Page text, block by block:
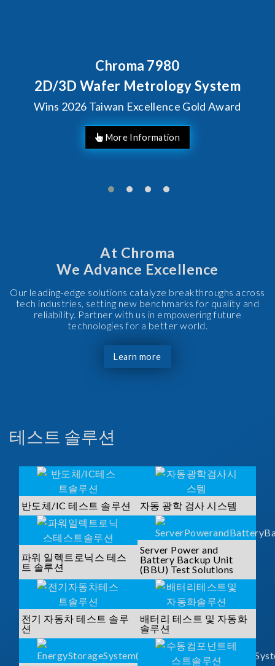
Behind Every Optics Breakthrough
Chroma's Reliability Test
Solutions for SiPh/PIC
Manufacturing
At Chroma
We Advance Excellence
Our leading-edge solutions catalyze breakthroughs across
tech industries, setting new benchmarks for quality and
reliability. Partner with us in empowering future
technologies for a better world.
Learn more
테스트 솔루션
반도체/IC 테스트 솔루션 자동 광학 검사 시스템
파워 일렉트로닉스 테스
트 솔루션
Server Power and
Battery Backup Unit
(BBU) Test Solutions
전기 자동차 테스트 솔루
션
배터리 테스트 및 자동화
솔루션